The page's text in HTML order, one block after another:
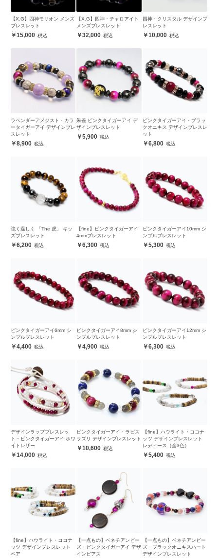
【X.G】四神モリオン メンズ
ブレスレット
15,000
【X.G】四神・チャロアイト
メンズブレスレット
32,000
四神・クリスタル デザインブ
レスレット
10,000
ラベンダーアメジスト・カラ
ータイガーアイ デザインブレ
スレット
8,900
朱雀 ピンクタイガーアイ デ
ザインブレスレット
5,900
ピンクタイガーアイ・ブラッ
クオニキス デザインブレスレ
ット
6,800
強く逞しく 「The 虎」 キッ
ズブレスレット
6,200
【fine】ピンクタイガーアイ
4mmブレスレット
6,300
ピンクタイガーアイ10mm シ
ンプルブレスレット
5,300
ピンクタイガーアイ6mm シ
ンプルブレスレット
4,400
ピンクタイガーアイ8mm シ
ンプルブレスレット
4,900
ピンクタイガーアイ12mm シ
ンプルブレスレット
6,300
デザインラップブレスレッ
ト・ピンクタイガーアイ ホワ
イトレザー
14,000
ピンクタイガーアイ・ラピス
ラズリ デザインブレスレット
10,600
【fine】ハウライト・ココナ
ッツ デザインブレスレット
レディース（全3色）
5,400
【fine】ハウライト・ココナ
ッツ デザインブレスレット
ペア
【一点もの】ベネチアンビー
ズ・ピンクタイガーアイ デザ
インピアス
【一点もの】ベネチアンビー
ズ・ブラックオニキスハート
デザインブレスレット